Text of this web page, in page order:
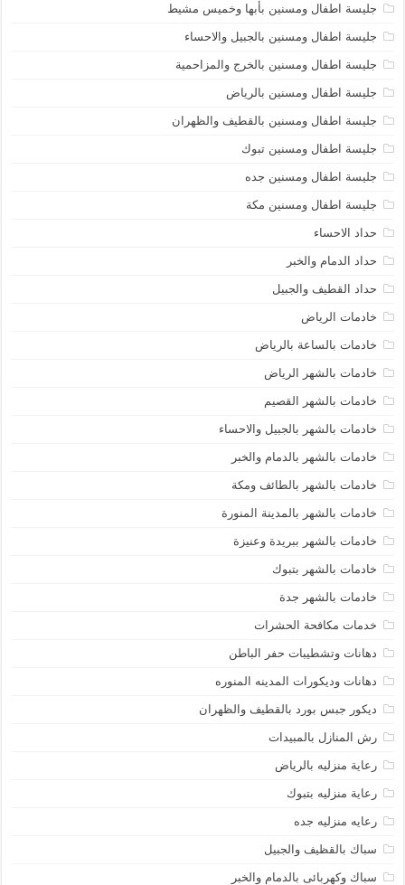
جليسة اطفال ومسنين بأبها وخميس مشيط
جليسة اطفال ومسنين بالجبيل والاحساء
جليسة اطفال ومسنين بالخرج والمزاحمية
جليسة اطفال ومسنين بالرياض
جليسة اطفال ومسنين بالقطيف والظهران
جليسة اطفال ومسنين تبوك
جليسة اطفال ومسنين جده
جليسة اطفال ومسنين مكة
حداد الاحساء
حداد الدمام والخبر
حداد القطيف والجبيل
خادمات الرياض
خادمات بالساعة بالرياض
خادمات بالشهر الرياض
خادمات بالشهر القصيم
خادمات بالشهر بالجبيل والاحساء
خادمات بالشهر بالدمام والخبر
خادمات بالشهر بالطائف ومكة
خادمات بالشهر بالمدينة المنورة
خادمات بالشهر ببريدة وعنيزة
خادمات بالشهر بتبوك
خادمات بالشهر جدة
خدمات مكافحة الحشرات
دهانات وتشطيبات حفر الباطن
دهانات وديكورات المدينه المنوره
ديكور جبس بورد بالقطيف والظهران
رش المنازل بالمبيدات
رعاية منزليه بالرياض
رعاية منزليه بتبوك
رعايه منزليه جده
سباك بالقظيف والجبيل
سباك وكهربائى بالدمام والخبر